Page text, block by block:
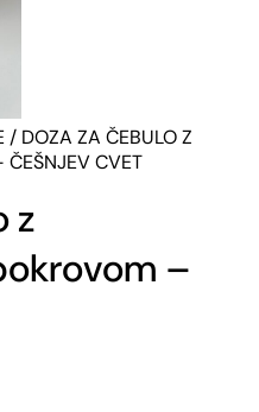
/ DOZA ZA ČEBULO Z
CVET
z
–